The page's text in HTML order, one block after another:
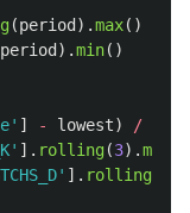
(period ).max()
period ).min()
' ] - lowest) /
' ]. rolling(3).mean
' ]. rolling